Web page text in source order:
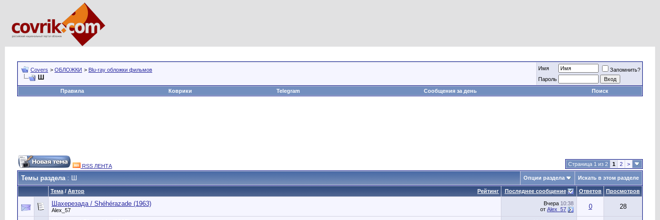
Covers > ОБЛОЖКИ > Blu-ray обложки фильмов
Ш
Имя
Запомнить?
Пароль
Правила
Коврики Telegram Сообщения за день Поиск
RSS ЛЕНТА Страница 1 из 2 1 2 >
Темы раздела: Ш Опции раздела Искать в этом разделе
Рейтинг
Тема / Автор Последнее сообщение Ответов Просмотров
Шахерезада / Shéhérazade (1963)
Alex_57
Вчера 10:38
от Alex_57 0 28